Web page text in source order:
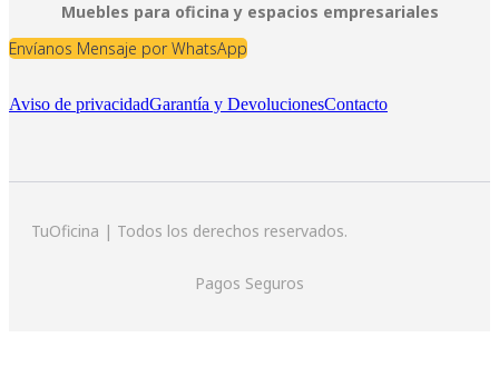
Muebles para oficina y espacios empresariales
Envíanos Mensaje por WhatsApp
Aviso de privacidadGarantía y DevolucionesContacto
TuOficina | Todos los derechos reservados.
Pagos Seguros